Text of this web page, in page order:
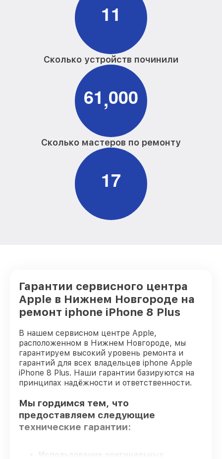
11
Сколько устройств починили
61,000
Сколько мастеров по ремонту
17
Гарантии сервисного центра
Apple в Нижнем Новгороде на
ремонт iphone iPhone 8 Plus
В нашем сервисном центре Apple,
расположенном в Нижнем Новгороде, мы
гарантируем высокий уровень ремонта и
гарантий для всех владельцев iphone Apple
iPhone 8 Plus. Наши гарантии базируются на
принципах надёжности и ответственности.
Мы гордимся тем, что
предоставляем следующие
технические гарантии: